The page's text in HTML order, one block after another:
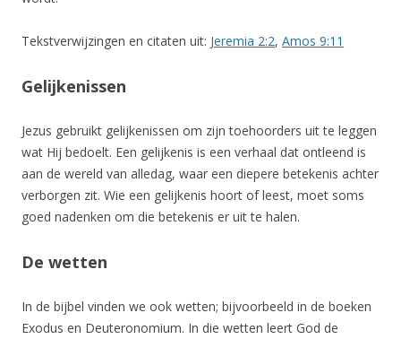
Tekstverwijzingen en citaten uit: Jeremia 2:2, Amos 9:11
Gelijkenissen
Jezus gebruikt gelijkenissen om zijn toehoorders uit te leggen
wat Hij bedoelt. Een gelijkenis is een verhaal dat ontleend is
aan de wereld van alledag, waar een diepere betekenis achter
verborgen zit. Wie een gelijkenis hoort of leest, moet soms
goed nadenken om die betekenis er uit te halen.
De wetten
In de bijbel vinden we ook wetten; bijvoorbeeld in de boeken
Exodus en Deuteronomium. In die wetten leert God de